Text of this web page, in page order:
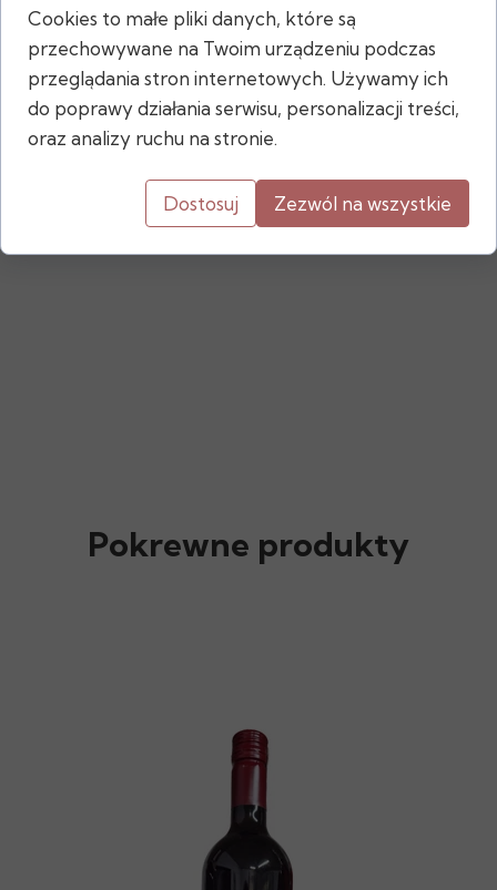
wysokość: 24 cm
średnica podstawy: 13,5 cm
średnica górna: 17,5 cm
waga: 2,2 kg
Pokrewne produkty
Cookies to małe pliki danych, które są
przechowywane na Twoim urządzeniu podczas
przeglądania stron internetowych. Używamy ich
do poprawy działania serwisu, personalizacji treści,
oraz analizy ruchu na stronie.
Dostosuj Zezwól na wszystkie